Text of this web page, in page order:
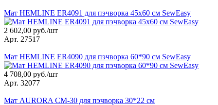
Мат HEMLINE ER4091 для пэчворка 45х60 см SewEasy
2 602,00 руб./шт
Арт. 27517
Мат HEMLINE ER4090 для пэчворка 60*90 см SewEasy
4 708,00 руб./шт
Арт. 32077
Мат AURORA CM-30 для пэчворка 30*22 см